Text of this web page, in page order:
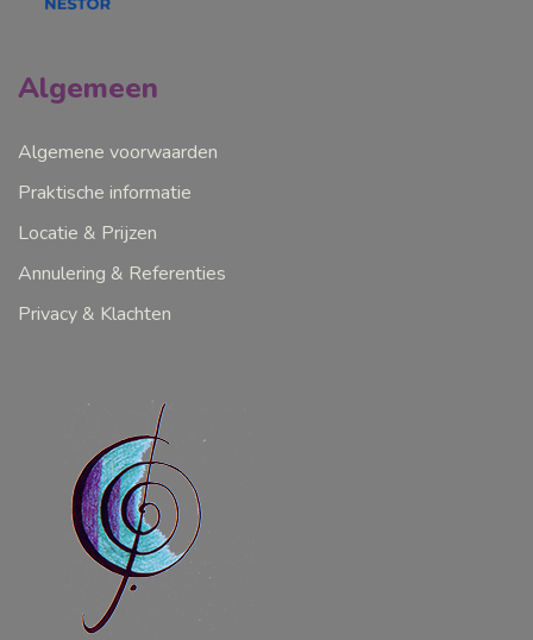
Algemeen
Algemene voorwaarden
Praktische informatie
Locatie & Prijzen
Annulering & Referenties
Privacy & Klachten